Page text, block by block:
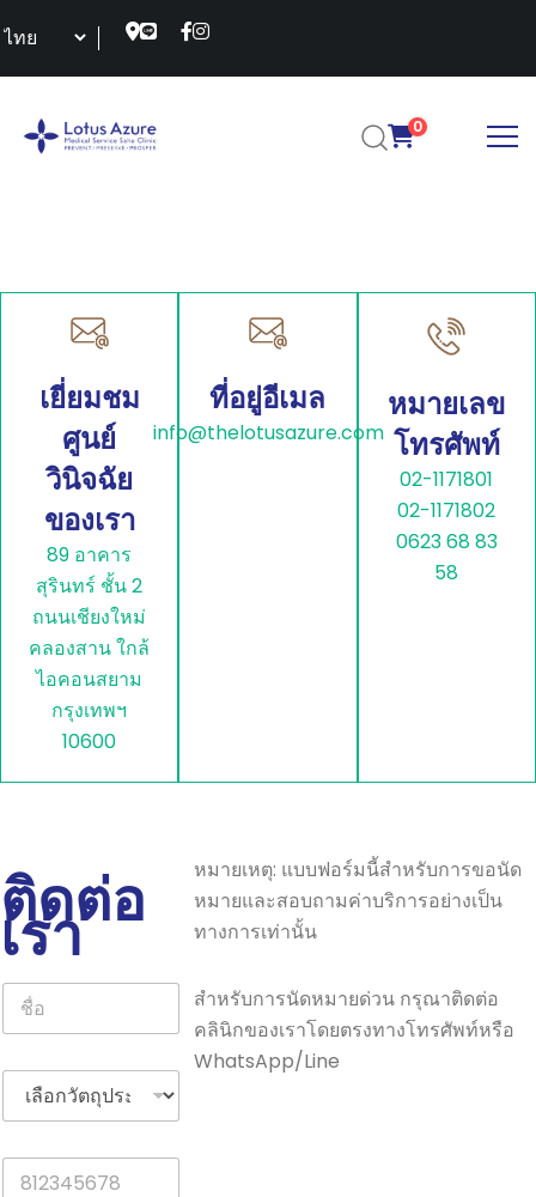
0
เยี่ยมชม
ศูนย์
วินิจฉัย
ของเรา
89 อาคาร
สุรินทร์ ชั้น 2
ถนนเชียงใหม่
คลองสาน ใกล้
ไอคอนสยาม
กรุงเทพฯ
10600
ที่อยู่อีเมล
info@thelotusazure.com
หมายเลข
โทรศัพท์
02-1171801
02-1171802
0623 68 83
58
ติดต่อ
เรา
ชื่
*
วั
ถุ
มื
หมายเหตุ: แบบฟอร์มนี้สำหรับการขอนัด
หมายและสอบถามค่าบริการอย่างเป็น
ทางการเท่านั้น
สำหรับการนัดหมายด่วน กรุณาติดต่อ
คลินิกของเราโดยตรงทางโทรศัพท์หรือ
WhatsApp/Line